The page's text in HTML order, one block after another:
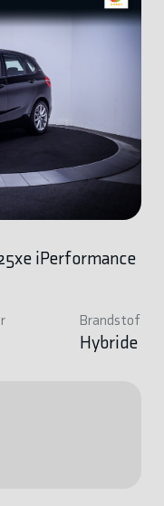
iPerformance
Brandstof
Hybride